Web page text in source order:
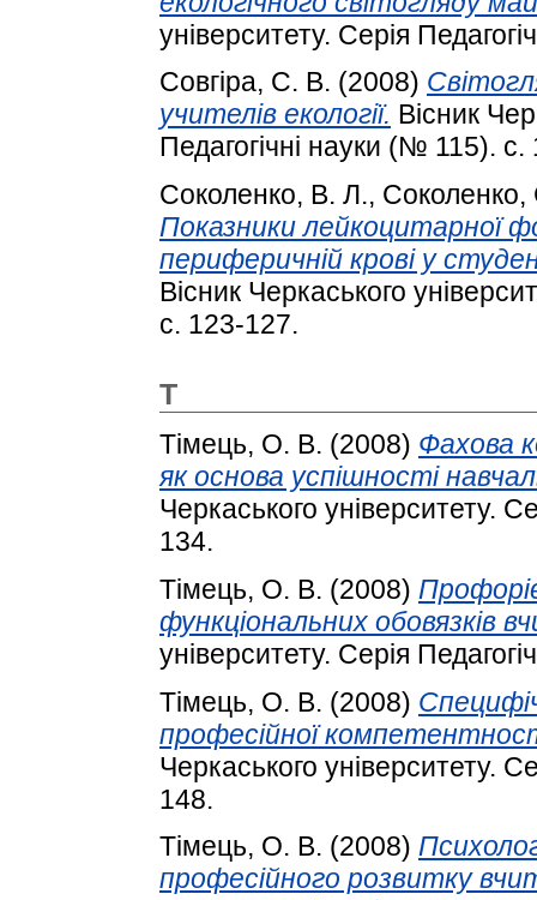
університету. Серія
Совгіра, С. В. (2008)
учителів екології. Вісник
Педагогічні науки (№ 115). с.
Соколенко, В. Л.,
Показники лейкоцитарної
периферичній крові у
Вісник Черкаського
с. 123-127.
Т
Тімець, О. В. (2008) Фахова
як основа успішності
Черкаського університету.
134.
Тімець, О. В. (2008)
функціональних обовязків
університету. Серія
Тімець, О. В. (2008)
професійної
Черкаського університету.
148.
Тімець, О. В. (2008)
професійного розвитку